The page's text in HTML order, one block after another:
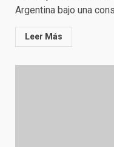
Argentina bajo una
Leer Más